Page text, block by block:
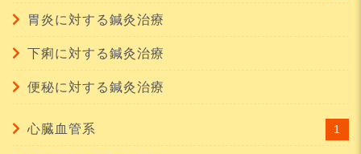
胃炎に対する鍼灸治療
下痢に対する鍼灸治療
便秘に対する鍼灸治療
心臓血管系 1